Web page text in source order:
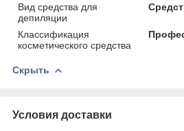
Вид средства для
депиляции
Классификация
косметического средства
Скрыть
Условия доставки